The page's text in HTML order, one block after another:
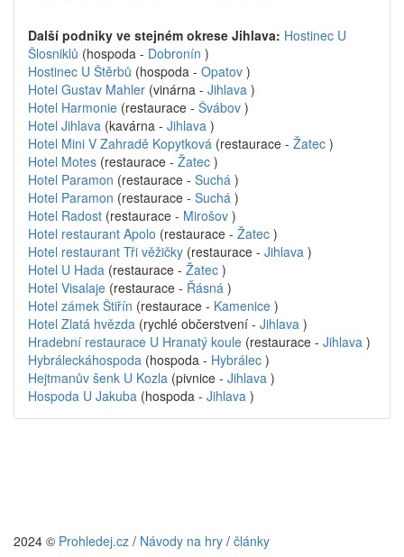
Další podniky ve stejném okrese Jihlava: Hostinec U
Šlosniklů (hospoda - Dobronín )
Hostinec U Štěrbů (hospoda - Opatov )
Hotel Gustav Mahler (vinárna - Jihlava )
Hotel Harmonie (restaurace - Švábov )
Hotel Jihlava (kavárna - Jihlava )
Hotel Mini V Zahradě Kopytková (restaurace - Žatec )
Hotel Motes (restaurace - Žatec )
Hotel Paramon (restaurace - Suchá )
Hotel Paramon (restaurace - Suchá )
Hotel Radost (restaurace - Mirošov )
Hotel restaurant Apolo (restaurace - Žatec )
Hotel restaurant Tři věžičky (restaurace - Jihlava )
Hotel U Hada (restaurace - Žatec )
Hotel Visalaje (restaurace - Řásná )
Hotel zámek Štiřín (restaurace - Kamenice )
Hotel Zlatá hvězda (rychlé občerstvení - Jihlava )
Hradební restaurace U Hranatý koule (restaurace - Jihlava )
Hybráleckáhospoda (hospoda - Hybrálec )
Hejtmanův šenk U Kozla (pivnice - Jihlava )
Hospoda U Jakuba (hospoda - Jihlava )
2024 © Prohledej.cz / Návody na hry / články